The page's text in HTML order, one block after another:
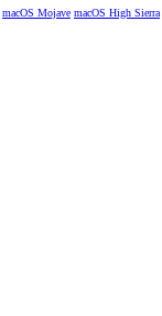
macOS Mojave macOS High Sierra